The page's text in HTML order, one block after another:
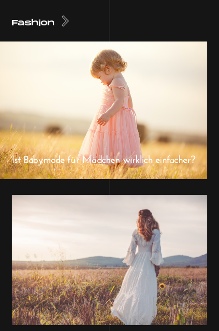
Fashion
Ist Babymode für Mädchen wirklich einfacher?